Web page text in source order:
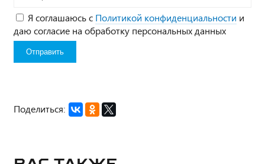
Я соглашаюсь с Политикой конфиденциальности и
даю согласие на обработку персональных данных
Поделиться: